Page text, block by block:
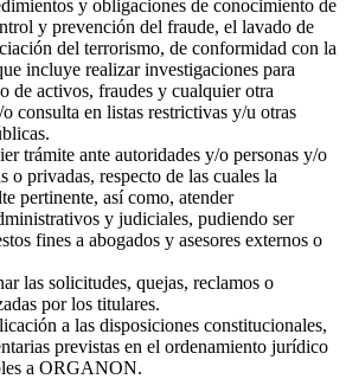
y obligaciones de conocimiento de
y prevención del fraude, el lavado de
del terrorismo, de conformidad con la
incluye realizar investigaciones para
de activos, fraudes y cualquier otra
consulta en listas restrictivas y/u otras
trámite ante autoridades y/o personas y/o
o privadas, respecto de las cuales la
pertinente, así como, atender
y judiciales, pudiendo ser
fines a abogados y asesores externos o
las solicitudes, quejas, reclamos o
por los titulares.
a las disposiciones constitucionales,
previstas en el ordenamiento jurídico
a ORGANON.